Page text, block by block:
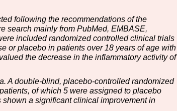
following the recommendations of the
search mainly from PubMed, EMBASE,
included randomized controlled clinical trials
or placebo in patients over 18 years of age with
the decrease in the inflammatory activity of
A double-blind, placebo-controlled randomized
of which 5 were assigned to placebo
a significant clinical improvement in